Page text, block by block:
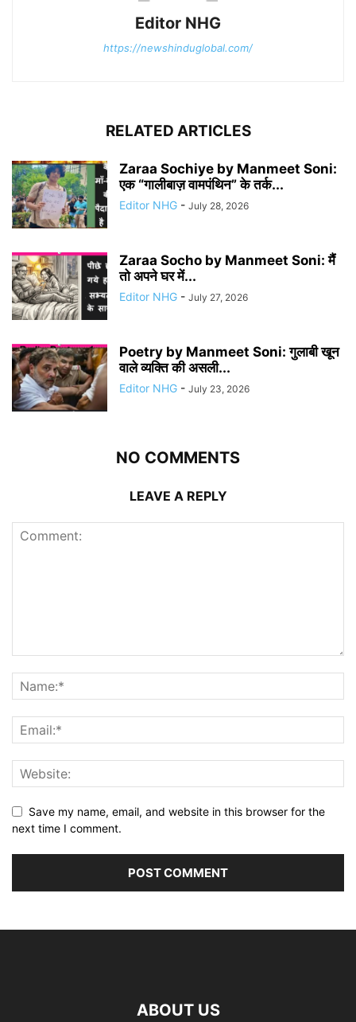
Editor NHG
https://newshinduglobal.com/
RELATED ARTICLES
Zaraa Sochiye by Manmeet Soni:
एक “गालीबाज़ वामपंथिन” के तर्क...
Editor NHG - July 28, 2026
Zaraa Socho by Manmeet Soni: मैं
तो अपने घर में...
Editor NHG - July 27, 2026
Poetry by Manmeet Soni: गुलाबी खून
वाले व्यक्ति की असली...
Editor NHG - July 23, 2026
NO COMMENTS
LEAVE A REPLY
Save my name, email, and website in this browser for the
next time I comment.
ABOUT US